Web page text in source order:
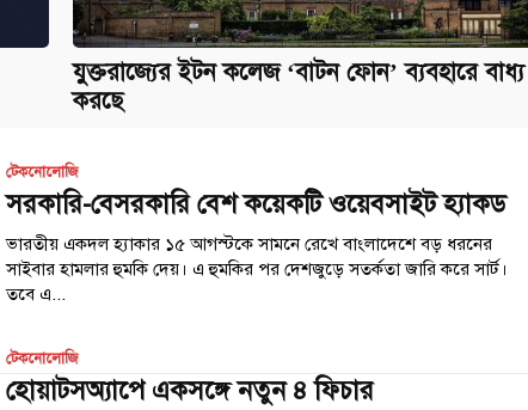
যুক্তরাজ্যের ইটন কলেজ ‘বাটন ফোন’ ব্যবহারে বাধ্য
করছে
টেকনোলোজি
সরকারি-বেসরকারি বেশ কয়েকটি ওয়েবসাইট হ্যাকড
ভারতীয় একদল হ্যাকার ১৫ আগস্টকে সামনে রেখে বাংলাদেশে বড় ধরনের
সাইবার হামলার হুমকি দেয়। এ হুমকির পর দেশজুড়ে সতর্কতা জারি করে সার্ট।
তবে এ...
টেকনোলোজি
হোয়াটসঅ্যাপে একসঙ্গে নতুন ৪ ফিচার